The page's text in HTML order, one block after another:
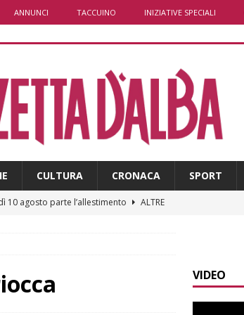
ANNUNCI TACCUINO INIZIATIVE SPECIALI
CULTURA CRONACA SPORT
10 agosto parte l’allestimento
ALTRE
tornano le “Notti del vino”
al campo scuola della Protezione Civile
VIDEO